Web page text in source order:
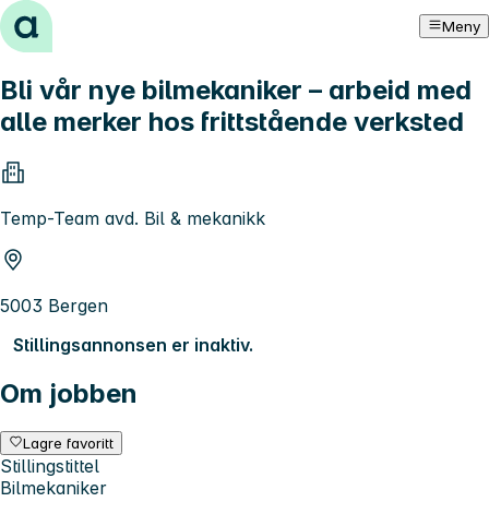
Hopp til innhold Meny
Bli vår nye bilmekaniker – arbeid med
alle merker hos frittstående verksted
Temp-Team avd. Bil & mekanikk
5003 Bergen
Stillingsannonsen er inaktiv.
Om jobben
Lagre favoritt
Stillingstittel
Bilmekaniker